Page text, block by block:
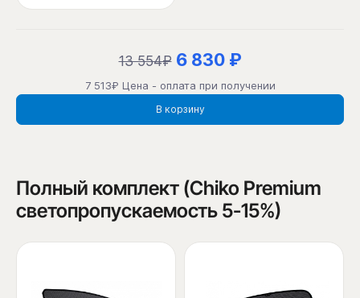
13 554₽ 6 830 ₽
7 513₽ Цена - оплата при получении
В корзину
Полный комплект (Chiko Premium
светопропускаемость 5-15%)